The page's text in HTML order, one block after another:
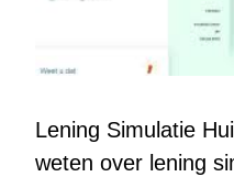
Lening Simulatie
weten over lening